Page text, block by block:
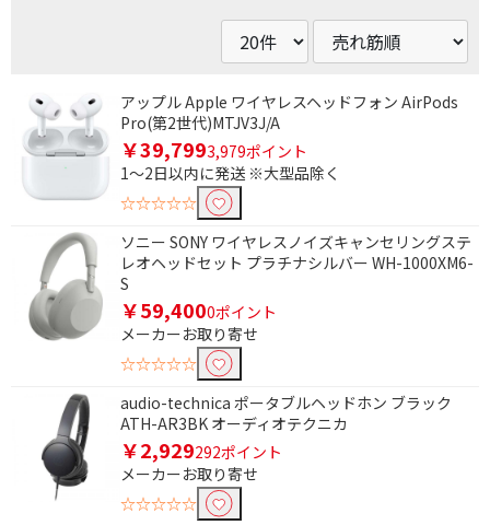
アップル Apple ワイヤレスヘッドフォン AirPods
Pro(第2世代)MTJV3J/A
￥39,7993,979ポイント
1～2日以内に発送 ※大型品除く
☆☆☆☆☆
ソニー SONY ワイヤレスノイズキャンセリングステ
レオヘッドセット プラチナシルバー WH-1000XM6-
S
￥59,4000ポイント
メーカーお取り寄せ
☆☆☆☆☆
audio-technica ポータブルヘッドホン ブラック
ATH-AR3BK オーディオテクニカ
￥2,929292ポイント
メーカーお取り寄せ
☆☆☆☆☆
risora（リソラ）
ふろ水ポンプ 歩数計機能
高さで絞り込む
1400～1600mm未満
ドア数で絞り込む
1ドア
形状で絞り込む
HDMI⇔MicroUSB
奥行(外形・ハンドル除く)で絞り込む